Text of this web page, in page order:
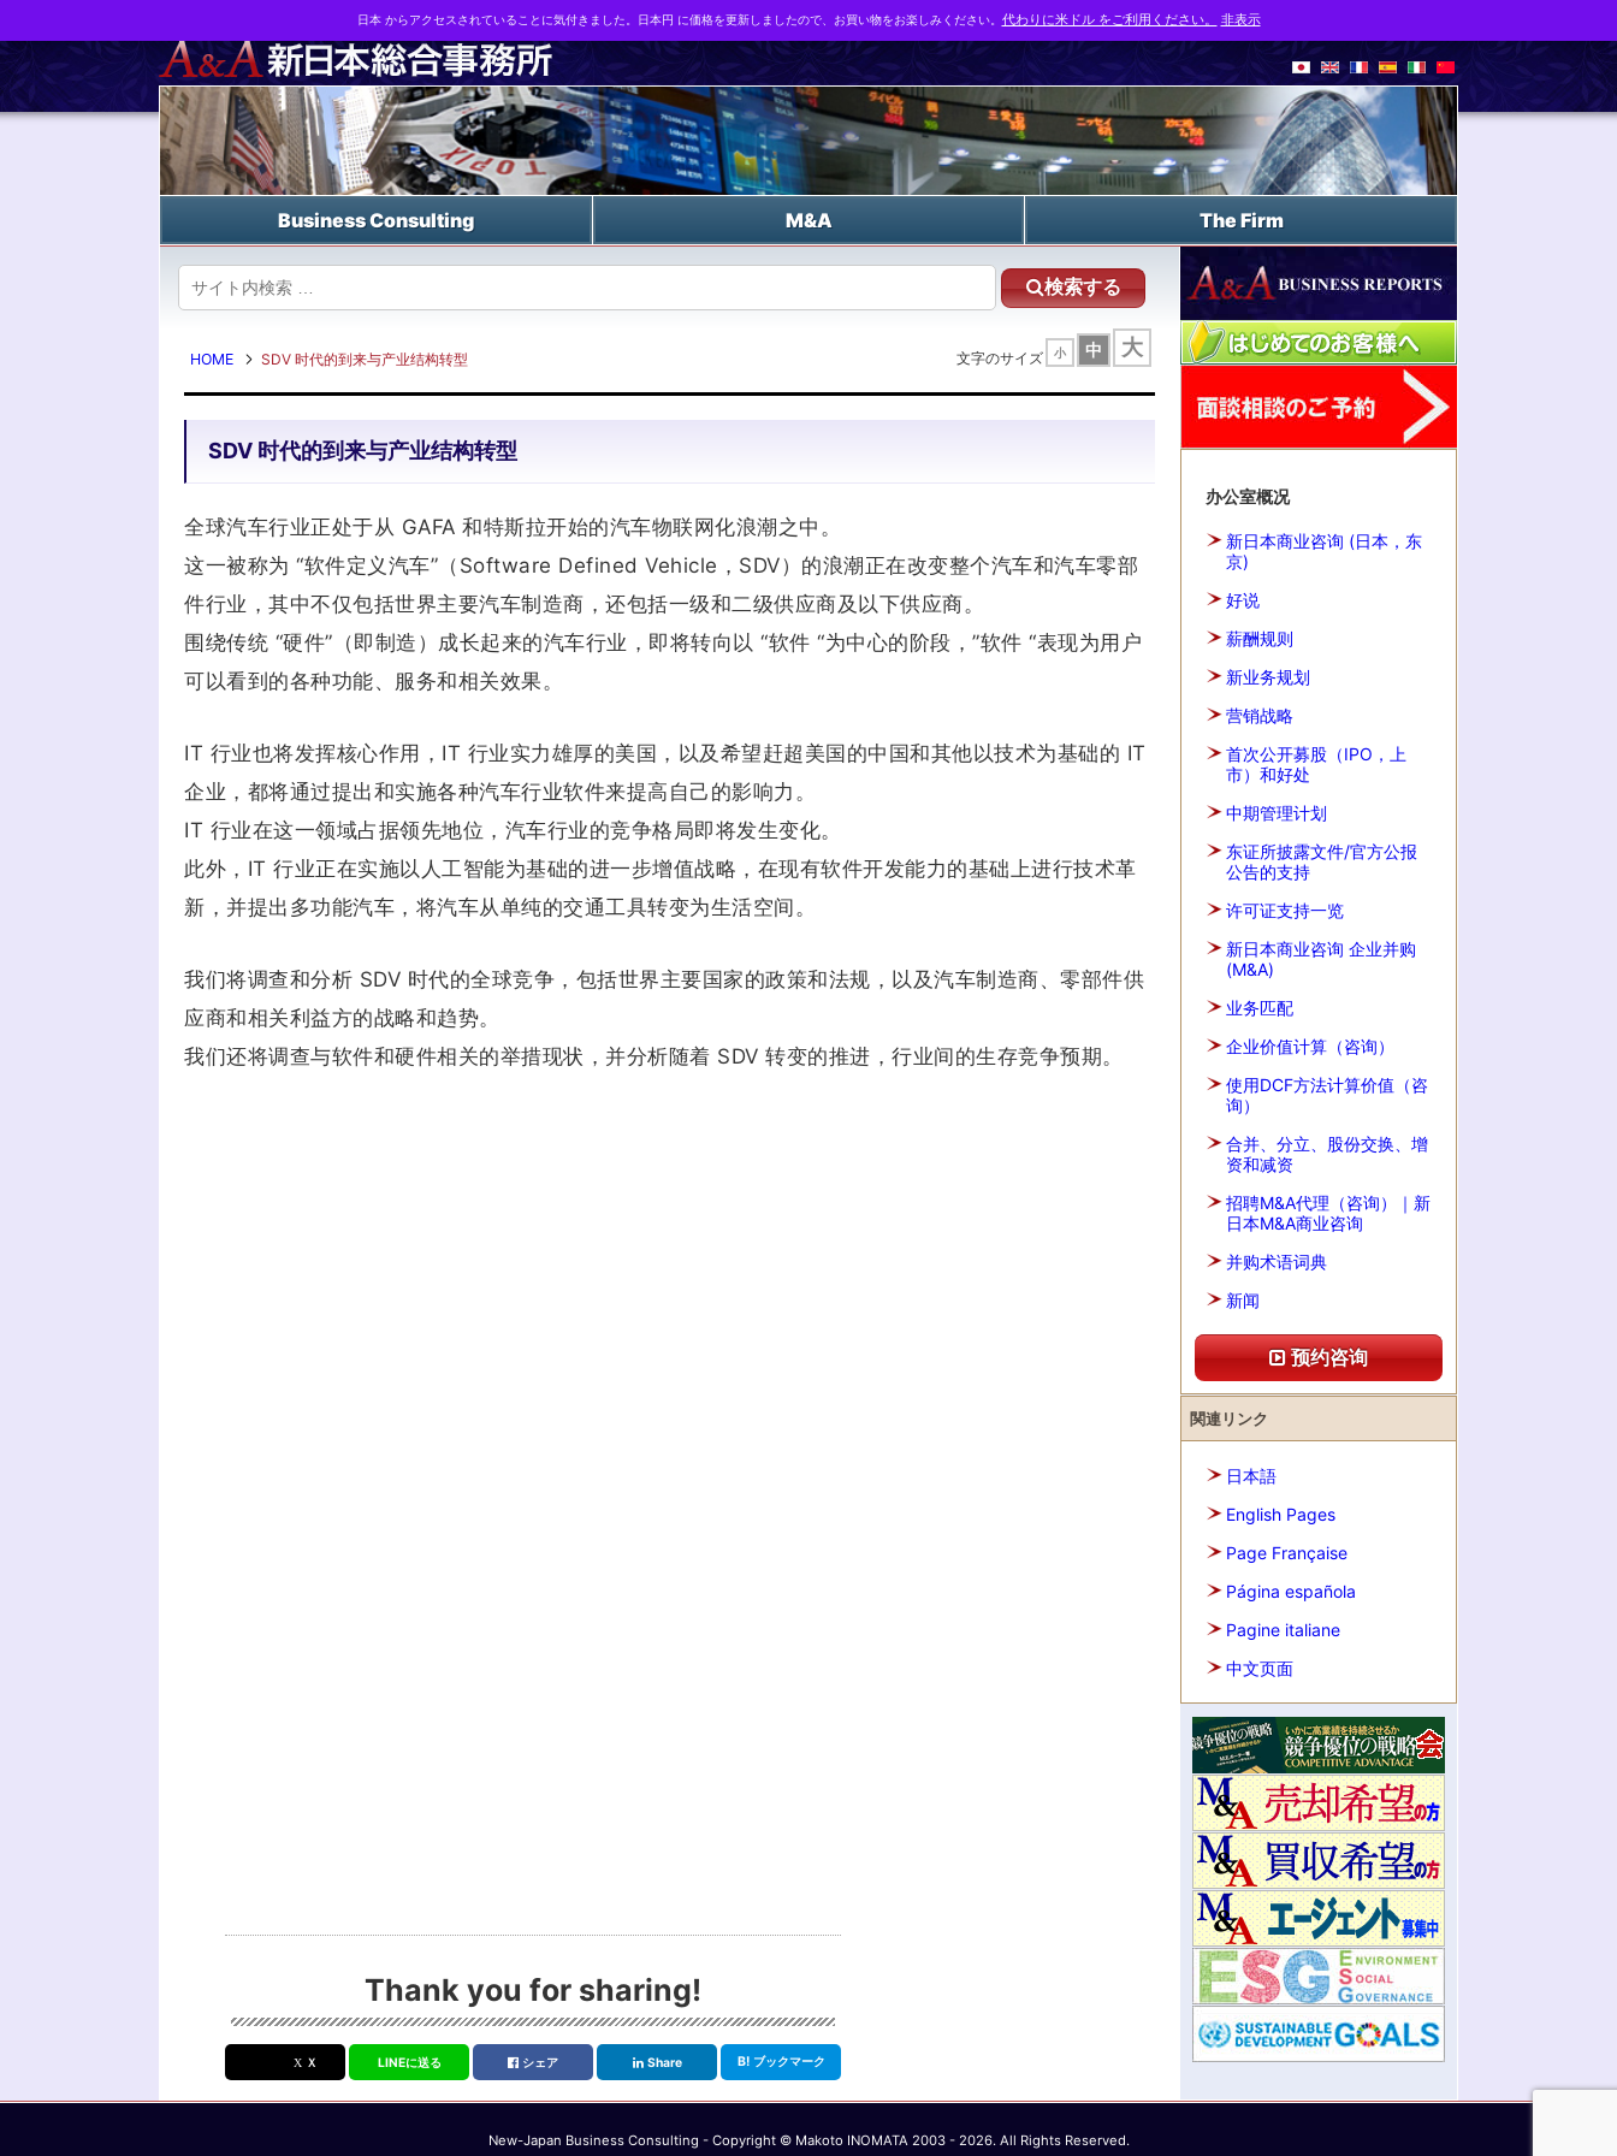
Business strategy reports, business matching and M&A in Japan
Business Consulting M&A The Firm
検索する
HOME SDV 时代的到来与产业结构转型 文字のサイズ 小 中 大
SDV 时代的到来与产业结构转型
全球汽车行业正处于从 GAFA 和特斯拉开始的汽车物联网化浪潮之中。
这一被称为 “软件定义汽车”（Software Defined Vehicle，SDV）的浪潮正在改变整个汽车和汽车零部
件行业，其中不仅包括世界主要汽车制造商，还包括一级和二级供应商及以下供应商。
围绕传统 “硬件”（即制造）成长起来的汽车行业，即将转向以 “软件 “为中心的阶段，”软件 “表现为用户
可以看到的各种功能、服务和相关效果。
IT 行业也将发挥核心作用，IT 行业实力雄厚的美国，以及希望赶超美国的中国和其他以技术为基础的 IT
企业，都将通过提出和实施各种汽车行业软件来提高自己的影响力。
IT 行业在这一领域占据领先地位，汽车行业的竞争格局即将发生变化。
此外，IT 行业正在实施以人工智能为基础的进一步增值战略，在现有软件开发能力的基础上进行技术革
新，并提出多功能汽车，将汽车从单纯的交通工具转变为生活空间。
我们将调查和分析 SDV 时代的全球竞争，包括世界主要国家的政策和法规，以及汽车制造商、零部件供
应商和相关利益方的战略和趋势。
我们还将调查与软件和硬件相关的举措现状，并分析随着 SDV 转变的推进，行业间的生存竞争预期。
办公室概况
新日本商业咨询 (日本，东
京)
好说
薪酬规则
新业务规划
营销战略
首次公开募股（IPO，上
市）和好处
中期管理计划
东证所披露文件/官方公报
公告的支持
许可证支持一览
新日本商业咨询 企业并购
(M&A)
业务匹配
企业价值计算（咨询）
使用DCF方法计算价值（咨
询）
合并、分立、股份交换、增
资和减资
招聘M&A代理（咨询）｜新
日本M&A商业咨询
并购术语词典
新闻
预约咨询
関連リンク
日本語
English Pages
Page Française
Página española
Pagine italiane
中文页面
Thank you for sharing!
Ｘ LINEに送る シェア Share B! ブックマーク
New-Japan Business Consulting - Copyright © Makoto INOMATA 2003 - 2026. All Rights Reserved.
日本 からアクセスされていることに気付きました。日本円 に価格を更新しましたので、お買い物をお楽しみください。 代わりに米ドル をご利用ください。 非表示